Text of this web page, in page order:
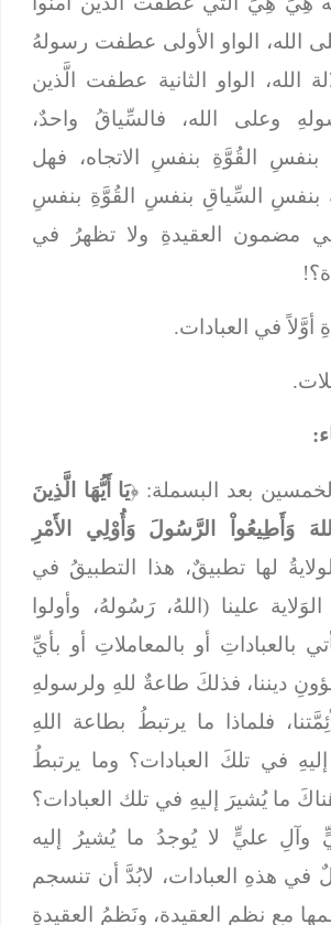
الله، الواو الأولى عطفت رسولهُ
الله، الواو الثانية عطفت الَّذين
وعلى الله، فالسِّياقُ واحدٌ،
بنفسِ القُوَّةِ بنفسِ الاتجاه، فهل
بنفسِ السِّياقِ بنفسِ القُوَّةِ بنفسِ
في مضمون العقيدةِ ولا تظهرُ في
أوَّلاً في العبادات.
بعد البسملة: ﴿يَا أَيُّهَا الَّذِينَ
وَأَطِيعُواْ الرَّسُولَ وَأُوْلِي الأَمْرِ
لها تطبيقٌ، هذا التطبيقُ في
علينا (اللهُ، رَسُولهُ، وأولوا
بالعباداتِ أو بالمعاملاتِ أو بأيِّ
ديننا، فذلكَ طاعةٌ للهِ ولرسولهِ
فلماذا ما يرتبطُ بطاعة اللهِ
في تلكَ العبادات؟ وما يرتبطُ
ما يُشيرَ إليهِ في تلك العبادات؟
وآلِ عليٍّ لا يُوجدُ ما يُشيرُ إليه
في هذهِ العبادات، لابُدَّ أن تنسجم
مع نظمِ العقيدة، ونَظمُ العقيدةِ